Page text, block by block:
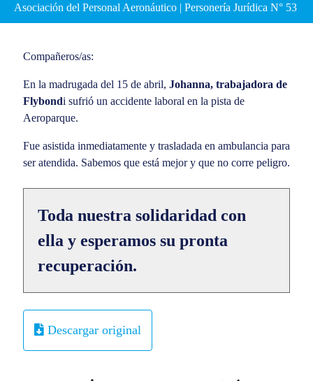
Asociación del Personal Aeronáutico | Personería Jurídica N° 53
Compañeros/as:
En la madrugada del 15 de abril, Johanna, trabajadora de
Flybondi sufrió un accidente laboral en la pista de
Aeroparque.
Fue asistida inmediatamente y trasladada en ambulancia para
ser atendida. Sabemos que está mejor y que no corre peligro.
Toda nuestra solidaridad con
ella y esperamos su pronta
recuperación.
Descargar original